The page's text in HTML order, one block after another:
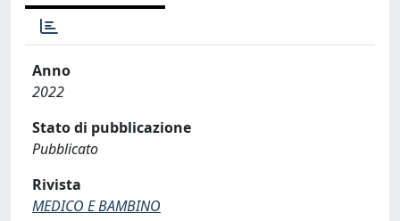
Anno
2022
Stato di pubblicazione
Pubblicato
Rivista
MEDICO E BAMBINO